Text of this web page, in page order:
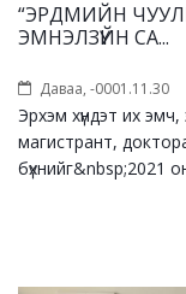
“ЭРДМИЙН
ЭМНЭЛЗҮЙН СА...
Даваа, -0001.11.30
Эрхэм хүндэт их
магистрант,
бүхнийг&nbsp;2021